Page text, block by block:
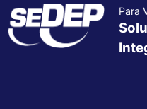
Para